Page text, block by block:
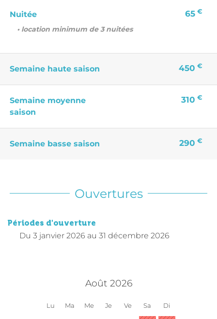
Nuitée 65 €
• location minimum de 3 nuitées
Semaine haute saison 450 €
Semaine moyenne
saison
310 €
Semaine basse saison 290 €
Ouvertures
Périodes d'ouverture
Du 3 janvier 2026 au 31 décembre 2026
Août 2026
Lu Ma Me Je Ve Sa Di